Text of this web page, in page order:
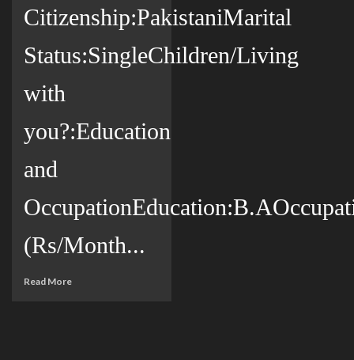
Citizenship:PakistaniMarital
Status:SingleChildren/Living
with
you?:Education
and
(Rs/Month...
Read More